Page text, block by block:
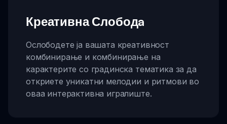
Креативна Слободa
Ослободете ја вашата креативност
комбинирање и комбинирање на
карактерите со градинска тематика за да
откриете уникатни мелодии и ритмови во
оваа интерактивна игралиште.